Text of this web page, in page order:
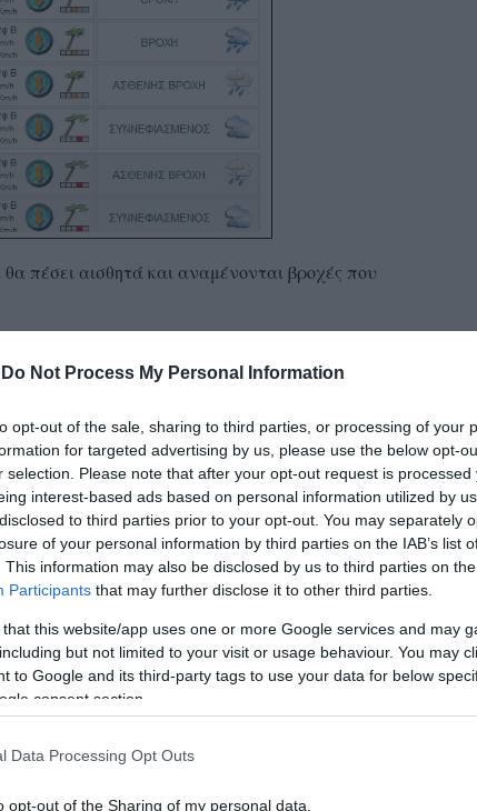
Do Not Process My Personal Information
opt-out of the sale, sharing to third parties, or processing of your
for targeted advertising by us, please use the below opt-
selection. Please note that after your opt-out request is processed
interest-based ads based on personal information utilized by
to third parties prior to your opt-out. You may separately
of your personal information by third parties on the IAB’s list
This information may also be disclosed by us to third parties on the
Participants that may further disclose it to other third parties.
that this website/app uses one or more Google services and may
but not limited to your visit or usage behaviour. You may
to Google and its third-party tags to use your data for below
consent section.
Data Processing Opt Outs
opt-out of the Sharing of my personal data.
πέσει αισθητά και αναμένονται βροχές που
θα κατρακυλήσει, έως και 2 βαθμούς
θα «παίζει» από 6 βαθμούς έως 1 βαθμό. Οι άνεμοι
Υπομονή και καλή διάθεση…